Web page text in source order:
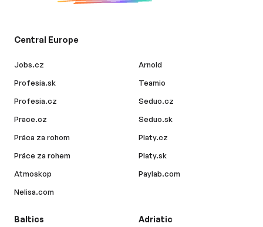
Central Europe
Jobs.cz
Profesia.sk
Profesia.cz
Prace.cz
Práca za rohom
Práce za rohem
Atmoskop
Nelisa.com
Arnold
Teamio
Seduo.cz
Seduo.sk
Platy.cz
Platy.sk
Paylab.com
Baltics Adriatic